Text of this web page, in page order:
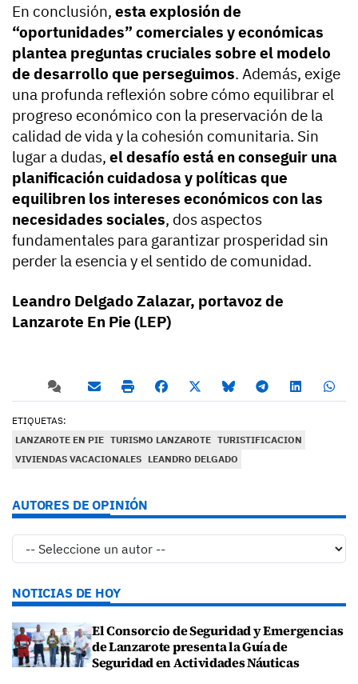
En conclusión, esta explosión de
“oportunidades” comerciales y económicas
plantea preguntas cruciales sobre el modelo
de desarrollo que perseguimos. Además, exige
una profunda reflexión sobre cómo equilibrar el
progreso económico con la preservación de la
calidad de vida y la cohesión comunitaria. Sin
lugar a dudas, el desafío está en conseguir una
planificación cuidadosa y políticas que
equilibren los intereses económicos con las
necesidades sociales, dos aspectos
fundamentales para garantizar prosperidad sin
perder la esencia y el sentido de comunidad.
Leandro Delgado Zalazar, portavoz de
Lanzarote En Pie (LEP)
ETIQUETAS:
LANZAROTE EN PIE TURISMO LANZAROTE TURISTIFICACION
VIVIENDAS VACACIONALES LEANDRO DELGADO
AUTORES DE OPINIÓN
NOTICIAS DE HOY
El Consorcio de Seguridad y Emergencias
de Lanzarote presenta la Guía de
Seguridad en Actividades Náuticas